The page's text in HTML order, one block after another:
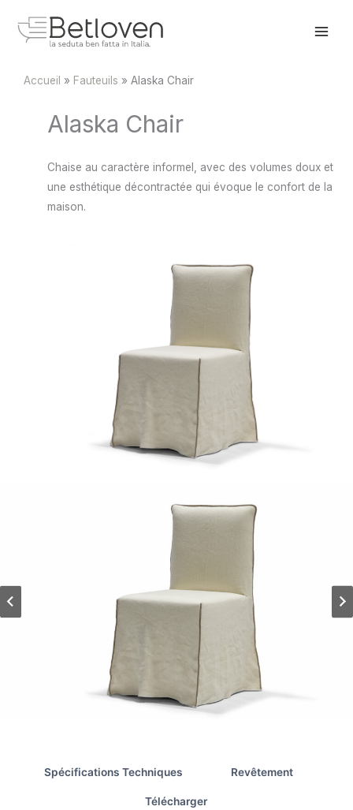
Accueil Fauteuils Alaska Chair
Alaska Chair
Chaise au caractère informel, avec des volumes doux et
une esthétique décontractée qui évoque le confort de la
maison.
Spécifications Techniques Revêtement
Télécharger